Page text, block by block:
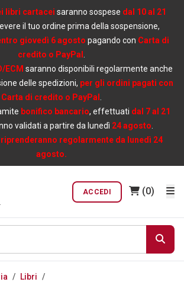
libri cartacei saranno sospese dal 10 al 21
il tuo ordine prima della sospensione,
giovedì 6 agosto pagando con Carta di
credito o PayPal
ECM saranno disponibili regolarmente anche
delle spedizioni, per gli ordini pagati con
Carta di credito o PayPal
bonifico bancario, effettuati dal 7 al 21
validati a partire da lunedì 24 agosto
regolarmente da lunedì 24
agosto.
ACCEDI (0)
/ Libri /